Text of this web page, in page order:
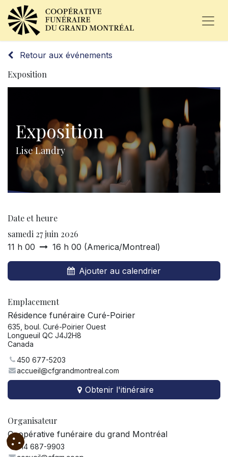
Retour aux événements
Exposition
Exposition
Lise Landry
Date et heure
samedi 27 juin 2026
11 h 00 16 h 00 (America/Montreal)
Ajouter au calendrier
Emplacement
Résidence funéraire Curé-Poirier
635, boul. Curé-Poirier Ouest
Longueuil QC J4J2H8
Canada
450 677-5203
accueil@cfgrandmontreal.com
Obtenir l'itinéraire
Organisateur
Coopérative funéraire du grand Montréal
514 687-9903